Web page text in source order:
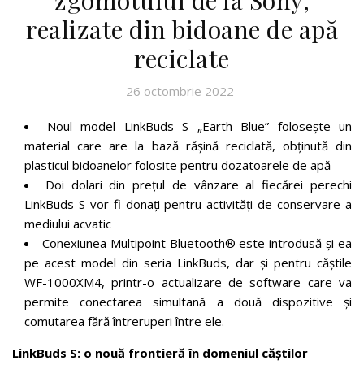
realizate din bidoane de apă
reciclate
26 octombrie 2022
Noul model LinkBuds S „Earth Blue” folosește un
material care are la bază rășină reciclată, obținută din
plasticul bidoanelor folosite pentru dozatoarele de apă
Doi dolari din prețul de vânzare al fiecărei perechi
LinkBuds S vor fi donați pentru activități de conservare a
mediului acvatic
Conexiunea Multipoint Bluetooth® este introdusă și ea
pe acest model din seria LinkBuds, dar și pentru căștile
WF-1000XM4, printr-o actualizare de software care va
permite conectarea simultană a două dispozitive și
comutarea fără întreruperi între ele.
LinkBuds S: o nouă frontieră în domeniul căștilor